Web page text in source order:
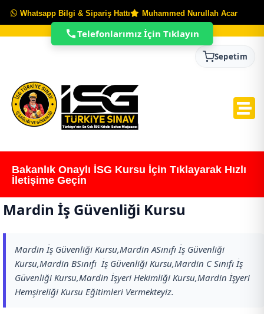
Whatsapp Bilgi & Sipariş Hattı Muhammed Nurullah Acar
Sepetim
Bakanlık Onaylı İSG Kursu İçin Tıklayarak Hızlı
İletişime Geçin
Mardin İş Güvenliği Kursu
Mardin İş Güvenliği Kursu,Mardin ASınıfı İş Güvenliği
Kursu,Mardin BSınıfı İş Güvenliği Kursu,Mardin C Sınıfı İş
Güvenliği Kursu,Mardin İşyeri Hekimliği Kursu,Mardin İşyeri
Hemşireliği Kursu Eğitimleri Vermekteyiz.
Telefonlarımız İçin Tıklayın